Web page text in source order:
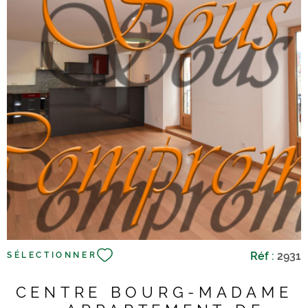
locatif immédiat et sécurisé (photos sur demande). À
l’étage, un appartement type T4 bis spacieux de 77m2 loi
carrez, proposant une belle pièce de vie de 32m2 avec
cuisine américaine, un couloir desservant trois chambres
avec placards, une salle de bain et un WC
indépendant.Garage de 16 m2 et stationnememt
extérieur.Depuis le couloir commun en RDC, accès à une
agréable terrasse exposée plein sud, a partager entre les
deux appartements.Cette propriété conviendra aussi bien
à un acquéreur souhaitant occuper l’étage en résidence
principale tout en conservant un revenu locatif, qu’à un
investisseur recherchant un immeuble de rapport.Un bien
cohérent et bien pensé, offrant confort, luminosité et
potentiel locatif, idéal pour concrétiser un projet de vie ou
d’investissement.À visiter rapidement. Les informations
sur les risques auxquels ce bien est exposé sont
VOIR LE BIEN
SÉLECTIONNER Réf : 2931
CENTRE BOURG-MADAME